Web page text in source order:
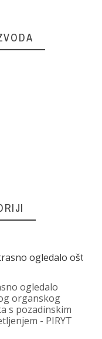
ogledalo
organskog
s pozadinskim
- PIRYT